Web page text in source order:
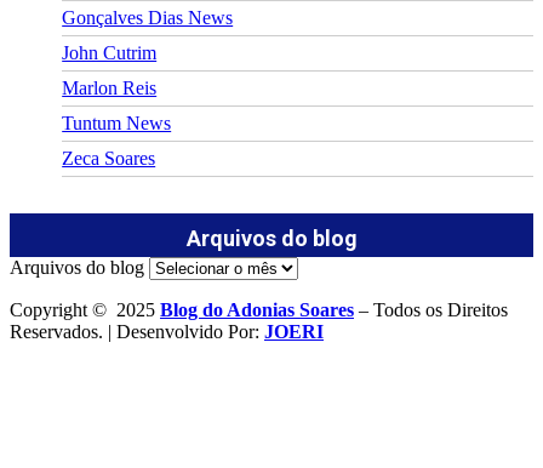
Gonçalves Dias News
John Cutrim
Marlon Reis
Tuntum News
Zeca Soares
Arquivos do blog
Arquivos do blog
Copyright © 2025 Blog do Adonias Soares – Todos os Direitos
Reservados. | Desenvolvido Por: JOERI